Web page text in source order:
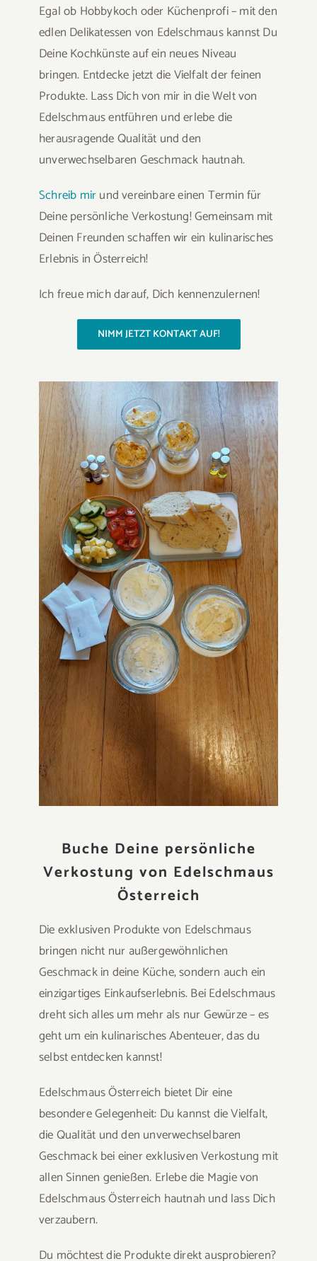
Egal ob Hobbykoch oder Küchenprofi – mit den
edlen Delikatessen von Edelschmaus kannst Du
Deine Kochkünste auf ein neues Niveau
bringen. Entdecke jetzt die Vielfalt der feinen
Produkte. Lass Dich von mir in die Welt von
Edelschmaus entführen und erlebe die
herausragende Qualität und den
unverwechselbaren Geschmack hautnah.
Schreib mirund vereinbare einen Termin für
Deine persönliche Verkostung! Gemeinsam mit
Deinen Freunden schaffen wir ein kulinarisches
Erlebnis in Österreich!
Ich freue mich darauf, Dich kennenzulernen!
NIMM JETZT KONTAKT AUF!
Buche Deine persönliche
Verkostung von Edelschmaus
Österreich
Die exklusiven Produkte von Edelschmaus
bringen nicht nur außergewöhnlichen
Geschmack in deine Küche, sondern auch ein
einzigartiges Einkaufserlebnis. Bei Edelschmaus
dreht sich alles um mehr als nur Gewürze – es
geht um ein kulinarisches Abenteuer, das du
selbst entdecken kannst!
Edelschmaus Österreich bietet Dir eine
besondere Gelegenheit: Du kannst die Vielfalt,
die Qualität und den unverwechselbaren
Geschmack bei einer exklusiven Verkostung mit
allen Sinnen genießen. Erlebe die Magie von
Edelschmaus Österreich hautnah und lass Dich
verzaubern.
Du möchtest die Produkte direkt ausprobieren?